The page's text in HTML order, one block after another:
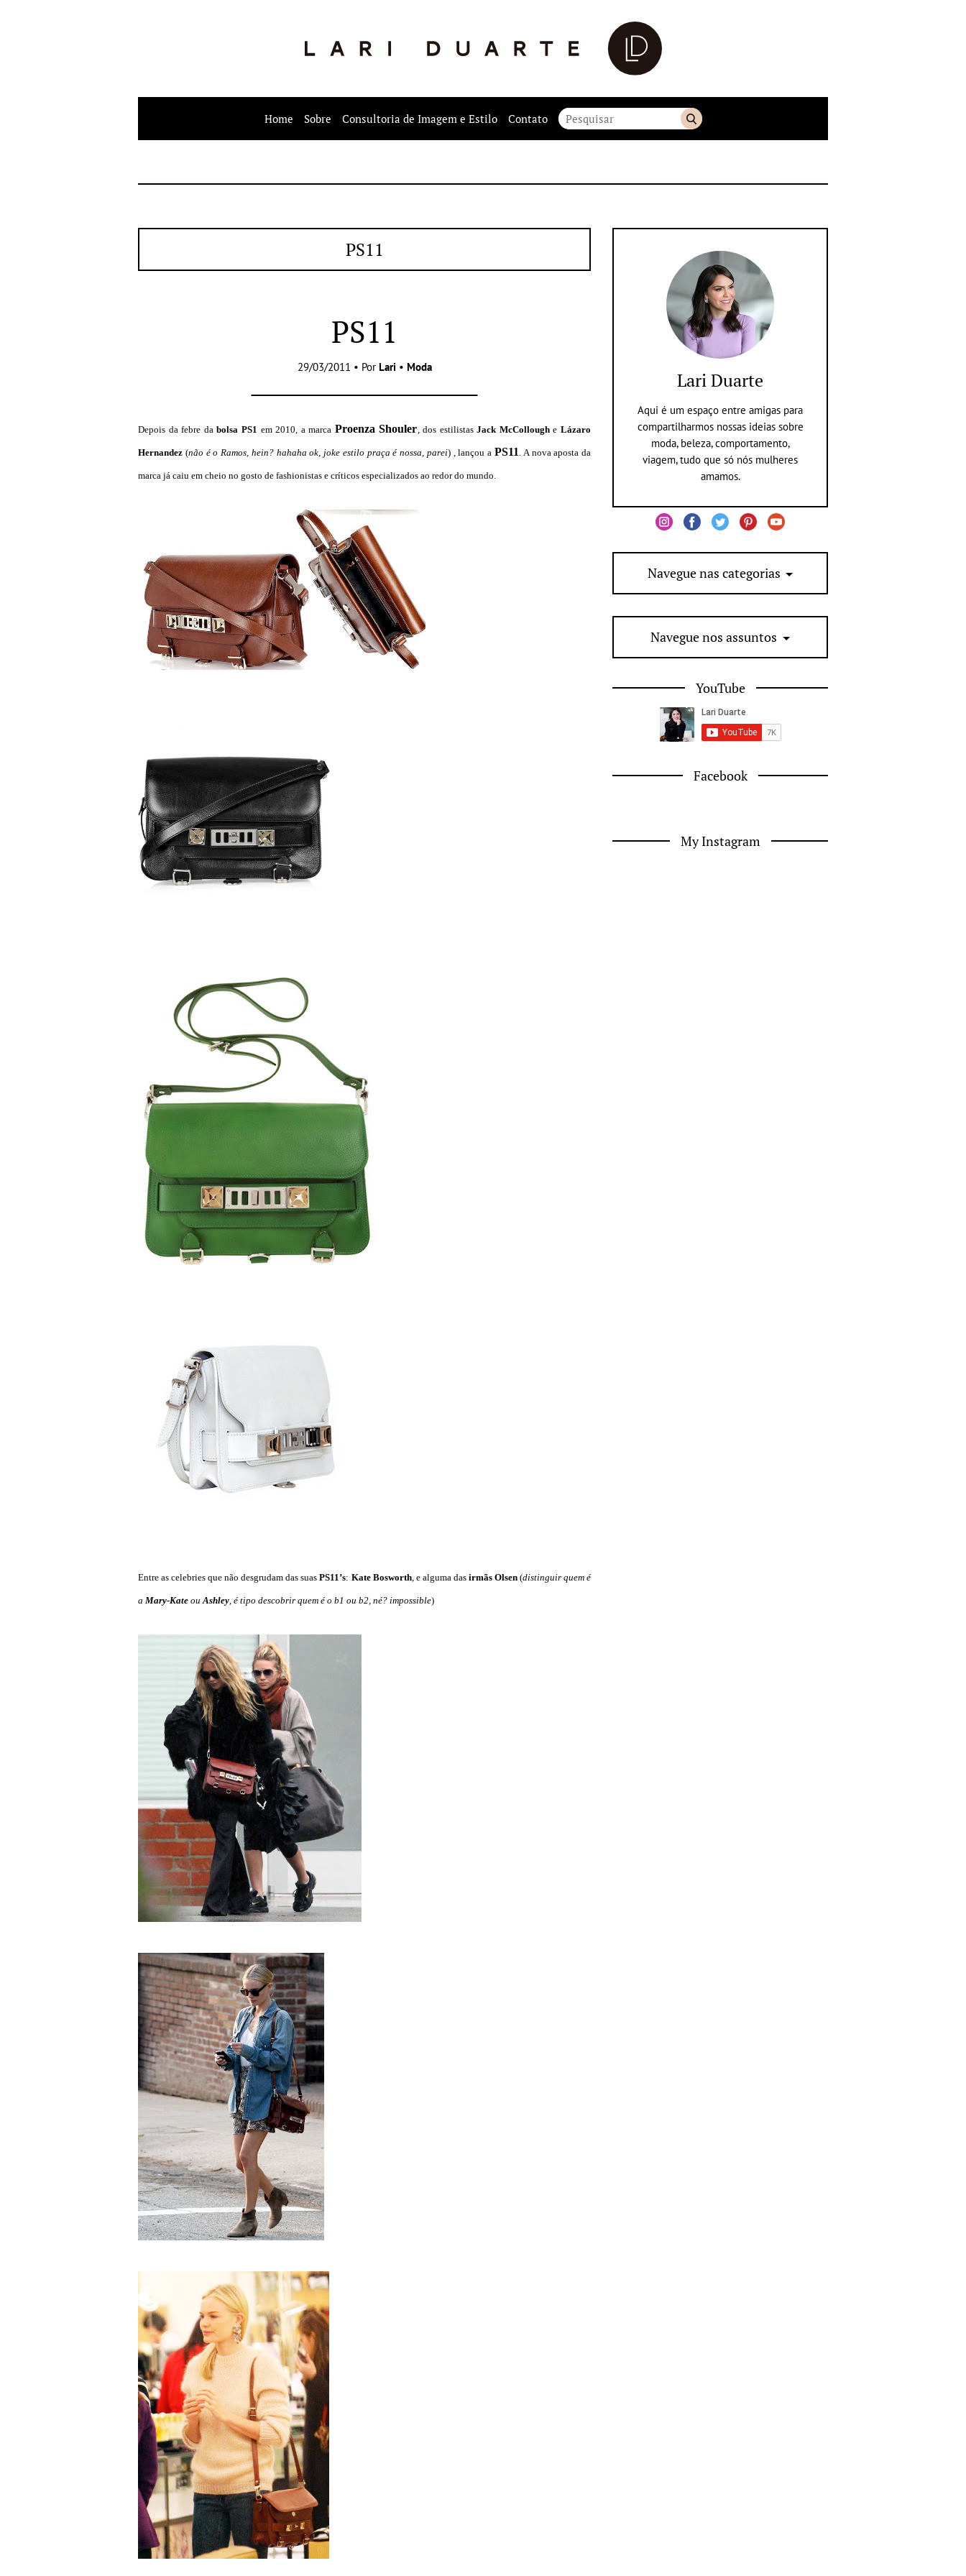
Home Sobre Consultoria de Imagem e Estilo Contato
PS11
PS11
29/03/2011 • Por Lari • Moda
Depois da febre dabolsa PS1 em 2010, a marca Proenza Shouler, dos estilistasJack McCollougheLázaro
Hernandez (não é o Ramos, hein? hahaha ok, joke estilo praça é nossa, parei) , lançou a PS11. A nova aposta da
marca já caiu em cheio no gosto de fashionistas e críticos especializados ao redor do mundo.
Entre as celebries que não desgrudam das suasPS11’s: Kate Bosworth, e alguma das irmãs Olsen(distinguir quem é
a Mary-Kate ouAshley, é tipo descobrir quem é o b1 ou b2, né? impossible)
Lari Duarte
Aqui é um espaço entre amigas para
compartilharmos nossas ideias sobre
moda, beleza, comportamento,
viagem, tudo que só nós mulheres
amamos.
Navegue nas categorias
Navegue nos assuntos
YouTube
Facebook
My Instagram